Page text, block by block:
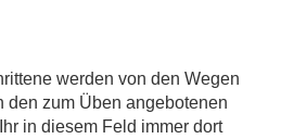
werden von den Wegen
den zum Üben angebotenen
in diesem Feld immer dort